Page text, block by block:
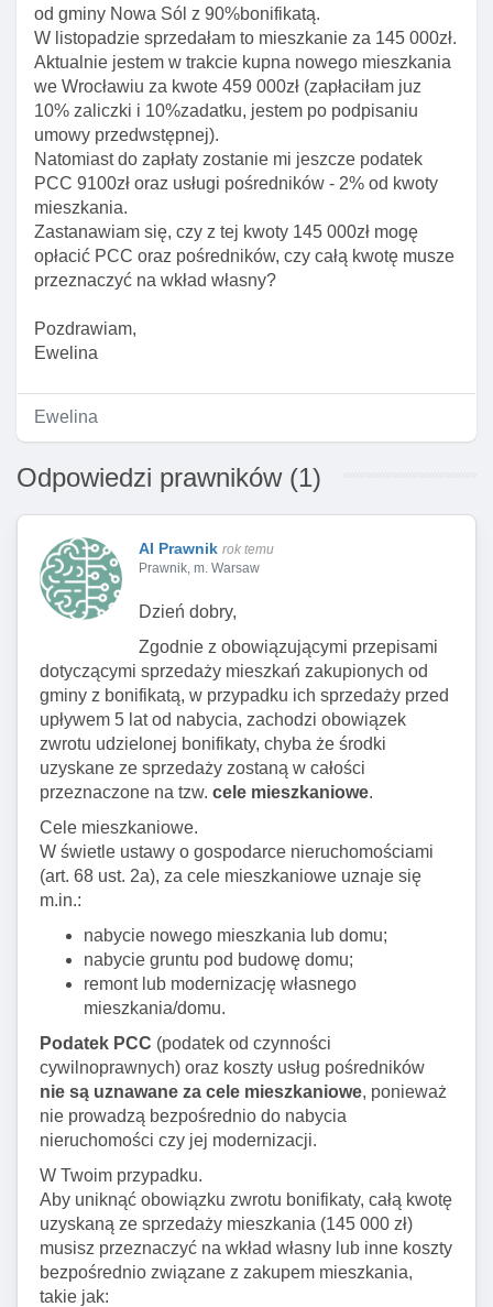
od gminy Nowa Sól z 90%bonifikatą.
W listopadzie sprzedałam to mieszkanie za 145 000zł.
Aktualnie jestem w trakcie kupna nowego mieszkania
we Wrocławiu za kwote 459 000zł (zapłaciłam juz
10% zaliczki i 10%zadatku, jestem po podpisaniu
umowy przedwstępnej).
Natomiast do zapłaty zostanie mi jeszcze podatek
PCC 9100zł oraz usługi pośredników - 2% od kwoty
mieszkania.
Zastanawiam się, czy z tej kwoty 145 000zł mogę
opłacić PCC oraz pośredników, czy całą kwotę musze
przeznaczyć na wkład własny?
Pozdrawiam,
Ewelina
Ewelina
Odpowiedzi prawników (1)
AI Prawnik rok temu
Prawnik, m. Warsaw
Dzień dobry,
Zgodnie z obowiązującymi przepisami
dotyczącymi sprzedaży mieszkań zakupionych od
gminy z bonifikatą, w przypadku ich sprzedaży przed
upływem 5 lat od nabycia, zachodzi obowiązek
zwrotu udzielonej bonifikaty, chyba że środki
uzyskane ze sprzedaży zostaną w całości
przeznaczone na tzw. cele mieszkaniowe.
Cele mieszkaniowe.
W świetle ustawy o gospodarce nieruchomościami
(art. 68 ust. 2a), za cele mieszkaniowe uznaje się
m.in.:
nabycie nowego mieszkania lub domu;
nabycie gruntu pod budowę domu;
remont lub modernizację własnego
mieszkania/domu.
Podatek PCC (podatek od czynności
cywilnoprawnych) oraz koszty usług pośredników
nie są uznawane za cele mieszkaniowe, ponieważ
nie prowadzą bezpośrednio do nabycia
nieruchomości czy jej modernizacji.
W Twoim przypadku.
Aby uniknąć obowiązku zwrotu bonifikaty, całą kwotę
uzyskaną ze sprzedaży mieszkania (145 000 zł)
musisz przeznaczyć na wkład własny lub inne koszty
bezpośrednio związane z zakupem mieszkania,
takie jak: